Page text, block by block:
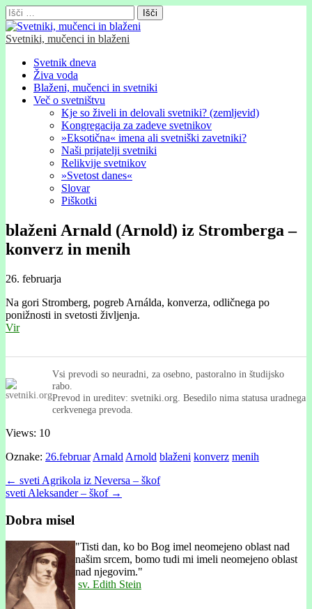
Išči:
Svetniki, mučenci in blaženi
Glavni
meni
Skip
content
Svetnik dneva
Živa voda
Blaženi, mučenci in svetniki
Več o svetništvu
Kje so živeli in delovali svetniki? (zemljevid)
Kongregacija za zadeve svetnikov
»Eksotična« imena ali svetniški zavetniki?
Naši prijatelji svetniki
Relikvije svetnikov
»Svetost danes«
Slovar
Piškotki
blaženi Arnald (Arnold) iz Stromberga –
konverz in menih
26. februarja
Na gori Stromberg, pogreb Arnálda, konverza, odličnega po
ponižnosti in svetosti življenja.
Vir
Vsi prevodi so neuradni, za osebno, pastoralno in študijsko
rabo.
Prevod in ureditev: svetniki.org. Besedilo nima statusa uradnega
cerkvenega prevoda.
Views: 10
Oznake: 26.februar Arnald Arnold blaženi konverz menih
Post
navigation
← sveti Agrikola iz Neversa – škof
sveti Aleksander – škof →
Dobra misel
"Tisti dan, ko bo Bog imel neomejeno oblast nad
našim srcem, bomo tudi mi imeli neomejeno oblast
nad njegovim."
sv. Edith Stein